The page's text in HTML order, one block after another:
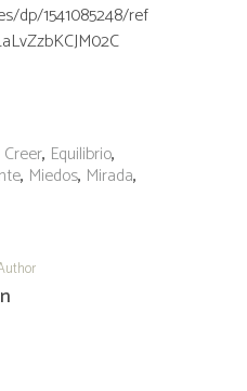
dp/1541085248/ref
Creer, Equilibrio,
, Miedos, Mirada,